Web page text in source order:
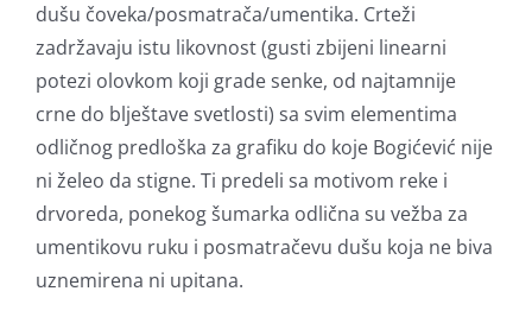
dušu čoveka/posmatrača/umentika. Crteži
zadržavaju istu likovnost (gusti zbijeni linearni
potezi olovkom koji grade senke, od najtamnije
crne do blještave svetlosti) sa svim elementima
odličnog predloška za grafiku do koje Bogićević nije
ni želeo da stigne. Ti predeli sa motivom reke i
drvoreda, ponekog šumarka odlična su vežba za
umentikovu ruku i posmatračevu dušu koja ne biva
uznemirena ni upitana.